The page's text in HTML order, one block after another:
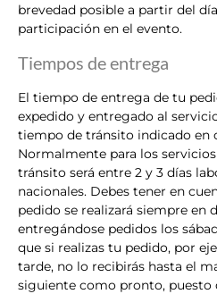
brevedad posible a partir del
participación en el evento.
Tiempos de entrega
El tiempo de entrega de tu
expedido y entregado al
tiempo de tránsito indicado en
Normalmente para los
tránsito será entre 2 y 3 días
nacionales. Debes tener en
pedido se realizará siempre en
entregándose pedidos los
que si realizas tu pedido, por
tarde, no lo recibirás hasta el
siguiente como pronto, puesto